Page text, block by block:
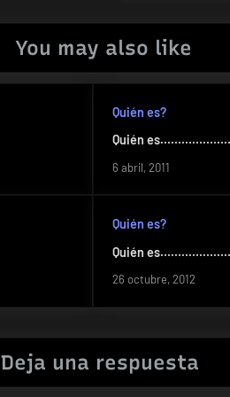
You may also like
Quién es?
Quién
6 abril, 2011
Quién es?
Quién
26 octubre, 2012
Deja una respuesta